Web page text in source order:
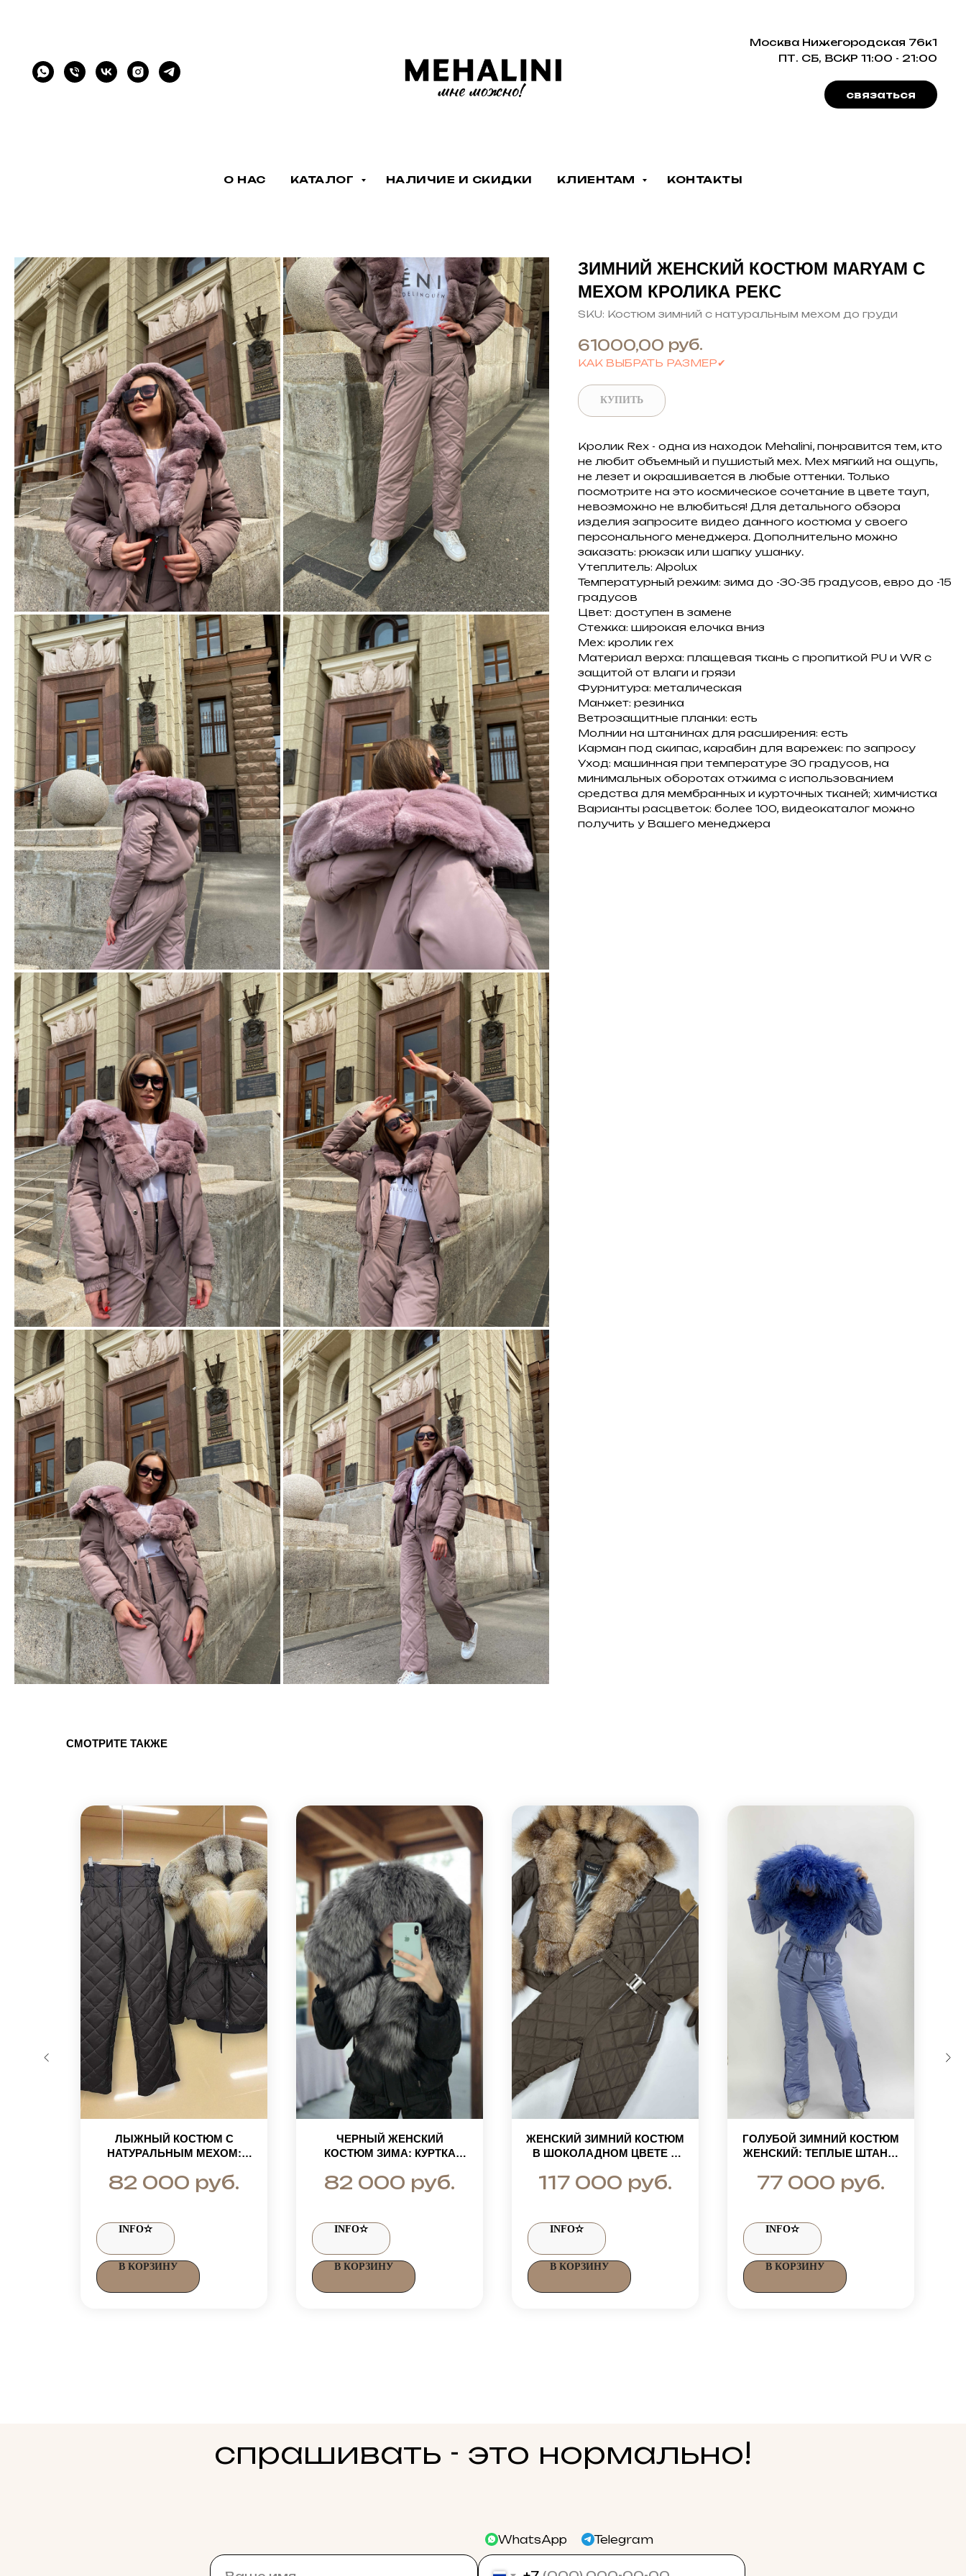
Москва Нижегородская 76к1
ПТ. СБ, ВСКР 11:00 - 21:00
связаться
О НАС КАТАЛОГ НАЛИЧИЕ И СКИДКИ КЛИЕНТАМ КОНТАКТЫ
ЗИМНИЙ ЖЕНСКИЙ КОСТЮМ MARYAM С
МЕХОМ КРОЛИКА РЕКС
SKU: Костюм зимний с натуральным мехом до груди
61000,00 руб.
КАК ВЫБРАТЬ РАЗМЕР✔
КУПИТЬ
Кролик Rex - одна из находок Mehalini, понравится тем, кто
не любит объемный и пушистый мех. Мех мягкий на ощупь,
не лезет и окрашивается в любые оттенки. Только
посмотрите на это космическое сочетание в цвете тауп,
невозможно не влюбиться! Для детального обзора
изделия запросите видео данного костюма у своего
персонального менеджера. Дополнительно можно
заказать: рюкзак или шапку ушанку.
Утеплитель: Alpolux
Температурный режим: зима до -30-35 градусов, евро до -15
градусов
Цвет: доступен в замене
Стежка: широкая елочка вниз
Мех: кролик rex
Материал верха: плащевая ткань с пропиткой PU и WR с
защитой от влаги и грязи
Фурнитура: металическая
Манжет: резинка
Ветрозащитные планки: есть
Молнии на штанинах для расширения: есть
Карман под скипас, карабин для варежек: по запросу
Уход: машинная при температуре 30 градусов, на
минимальных оборотах отжима с использованием
средства для мембранных и курточных тканей; химчистка
Варианты расцветок: более 100, видеокаталог можно
получить у Вашего менеджера
СМОТРИТЕ ТАКЖЕ
ЛЫЖНЫЙ КОСТЮМ С
НАТУРАЛЬНЫМ МЕХОМ:
И СТЕГАНЫЕ ШТАНЫ
82 000 руб.
INFO✫
В КОРЗИНУ
ЧЕРНЫЙ ЖЕНСКИЙ
КОСТЮМ ЗИМА: КУРТКА
ЧЕРНОБУРКИ+ШТАНЫ
82 000 руб.
INFO✫
В КОРЗИНУ
ЖЕНСКИЙ ЗИМНИЙ КОСТЮМ
В ШОКОЛАДНОМ ЦВЕТЕ С
БЛЮФРОСТ GOLD: КУРТКА-
ПАРКА И
117 000 руб.
INFO✫
В КОРЗИНУ
ГОЛУБОЙ ЗИМНИЙ КОСТЮМ
ЖЕНСКИЙ: ТЕПЛЫЕ ШТАНЫ
77 000 руб.
INFO✫
В КОРЗИНУ
спрашивать - это нормально!
WhatsApp Telegram